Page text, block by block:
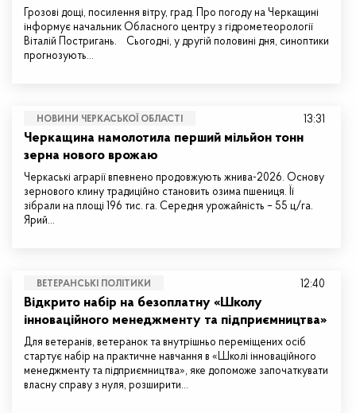
Грозові дощі, посилення вітру, град. Про погоду на Черкащині
інформує начальник Обласного центру з гідрометеорології
Віталій Постригань. Сьогодні, у другій половині дня, синоптики
прогнозують…
НОВИНИ ЧЕРКАСЬКОЇ ОБЛАСТІ
Черкащина намолотила перший мільйон тонн
зерна нового врожаю
Черкаські аграрії впевнено продовжують жнива-2026. Основу
зернового клину традиційно становить озима пшениця. Її
зібрали на площі 196 тис. га. Середня урожайність – 55 ц/га.
Ярий…
13:31
ВЕТЕРАНСЬКІ ПОЛІТИКИ
Відкрито набір на безоплатну «Школу
інноваційного менеджменту та підприємництва»
Для ветеранів, ветеранок та внутрішньо переміщених осіб
стартує набір на практичне навчання в «Школі інноваційного
менеджменту та підприємництва», яке допоможе започаткувати
власну справу з нуля, розширити…
12:40